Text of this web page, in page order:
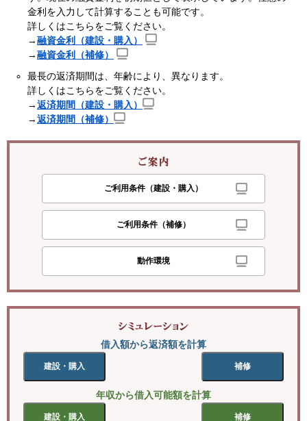
金利を入力して計算することも可能です。
詳しくはこちらをご覧ください。
→融資金利（建設・購入）
→融資金利（補修）
最長の返済期間は、年齢により、異なります。
詳しくはこちらをご覧ください。
→返済期間（建設・購入）
→返済期間（補修）
ご利用条件（建設・購入）
ご利用条件（補修）
動作環境
借入額から返済額を計算
建設・購入 補修
年収から借入可能額を計算
建設・購入 補修